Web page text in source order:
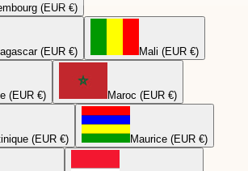
(EUR €)
(EUR €) Mali (EUR €)
(EUR €) Maroc (EUR €)
(EUR €) Maurice (EUR €)